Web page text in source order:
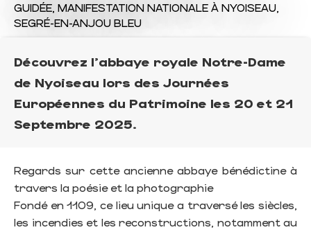
GUIDÉE, MANIFESTATION NATIONALE À NYOISEAU,
SEGRÉ-EN-ANJOU BLEU
Découvrez l'abbaye royale Notre-Dame
de Nyoiseau lors des Journées
Européennes du Patrimoine les 20 et 21
Septembre 2025.
Regards sur cette ancienne abbaye bénédictine à
travers la poésie et la photographie
Fondé en 1109, ce lieu unique a traversé les siècles,
les incendies et les reconstructions, notamment au